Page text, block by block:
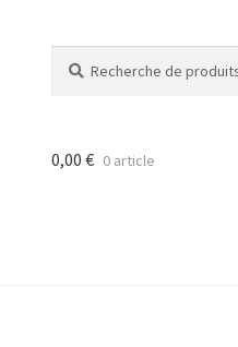
pour :
0,00 € 0 article